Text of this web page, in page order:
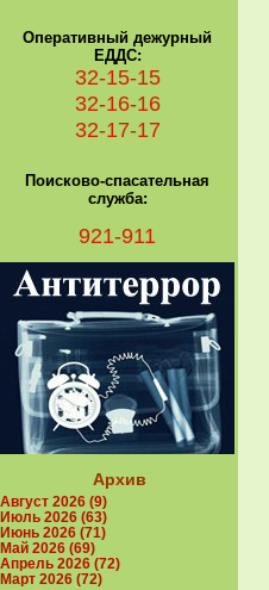
Оперативный дежурный
ЕДДС:
32-15-15
32-16-16
32-17-17
Поисково-спасательная
служба:
921-911
Архив
Август 2026 (9)
Июль 2026 (63)
Июнь 2026 (71)
Май 2026 (69)
Апрель 2026 (72)
Март 2026 (72)